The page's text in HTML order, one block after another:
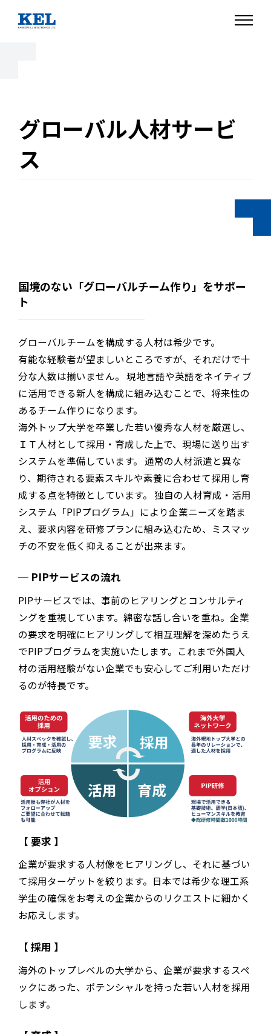
グローバル人材サービ
ス
国境のない「グローバルチーム作り」をサポー
ト
グローバルチームを構成する人材は希少です。
有能な経験者が望ましいところですが、それだけで十
分な人数は揃いません。 現地言語や英語をネイティブ
に活用できる新人を構成に組み込むことで、将来性の
あるチーム作りになります。
海外トップ大学を卒業した若い優秀な人材を厳選し、
ＩＴ人材として採用・育成した上で、現場に送り出す
システムを準備しています。 通常の人材派遣と異な
り、期待される要素スキルや素養に合わせて採用し育
成する点を特徴としています。 独自の人材育成・活用
システム「PIPプログラム」により企業ニーズを踏ま
え、要求内容を研修プランに組み込むため、ミスマッ
チの不安を低く抑えることが出来ます。
PIPサービスの流れ
PIPサービスでは、事前のヒアリングとコンサルティ
ングを重視しています。綿密な話し合いを重ね。企業
の要求を明確にヒアリングして相互理解を深めたうえ
でPIPプログラムを実施いたします。これまで外国人
材の活用経験がない企業でも安心してご利用いただけ
るのが特長です。
【 要求 】
企業が要求する人材像をヒアリングし、それに基づい
て採用ターゲットを絞ります。日本では希少な理工系
学生の確保をお考えの企業からのリクエストに細かく
お応えします。
【 採用 】
海外のトップレベルの大学から、企業が要求するスペ
ックにあった、ポテンシャルを持った若い人材を採用
します。